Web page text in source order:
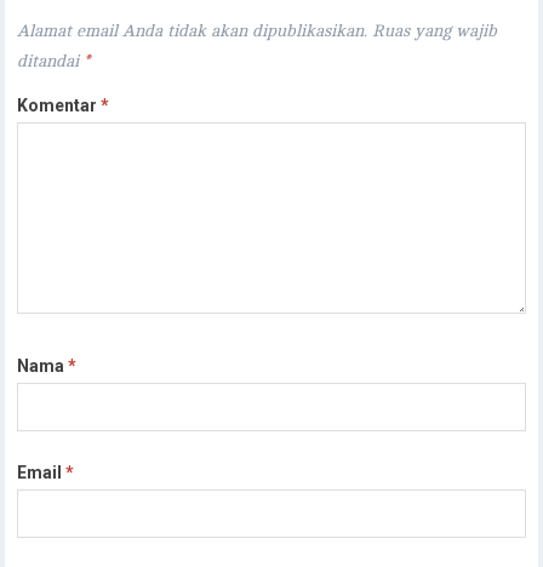
Alamat email Anda tidak akan dipublikasikan. Ruas yang wajib
ditandai *
Komentar*
Nama*
Email*